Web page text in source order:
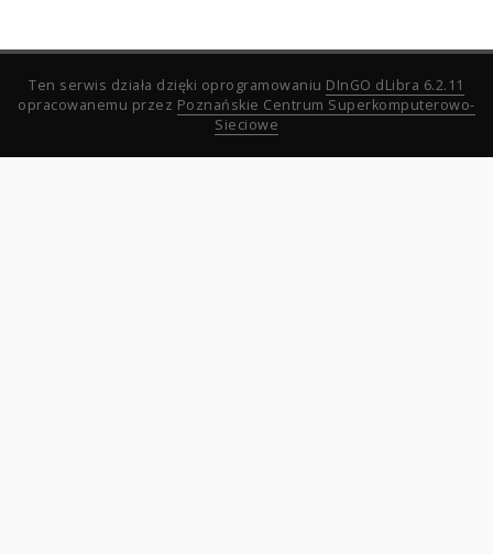
Ten serwis działa dzięki oprogramowaniu DInGO dLibra 6.2.11
opracowanemu przez Poznańskie Centrum Superkomputerowo-
Sieciowe